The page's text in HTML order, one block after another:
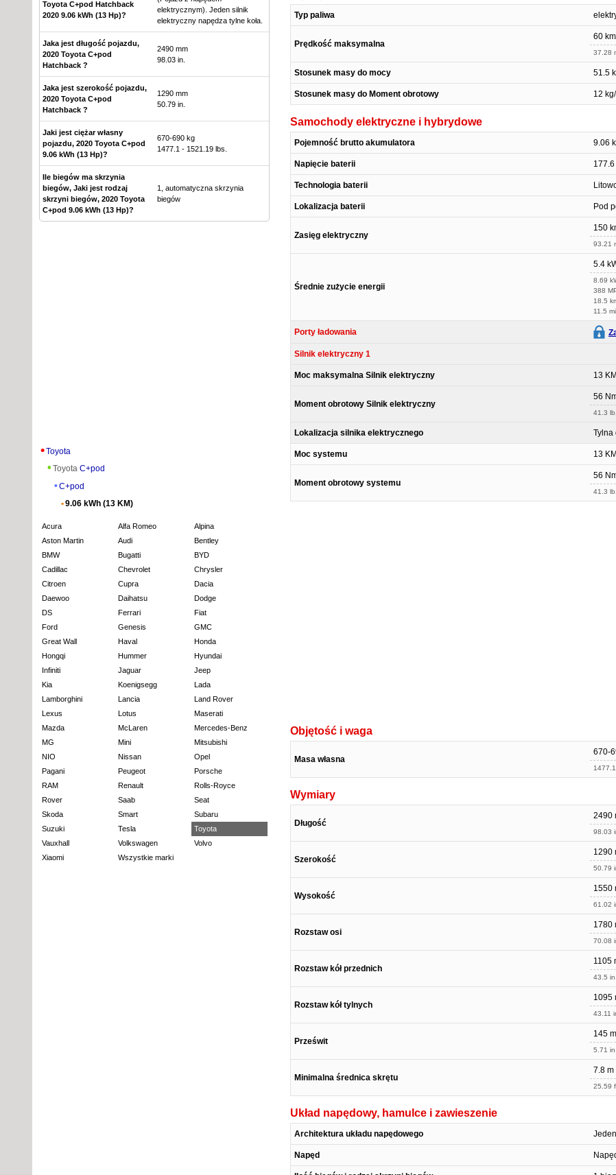
Toyota C+pod Hatchback
2020 9.06 kWh (13 Hp)?
elektrycznym). Jeden silnik
elektryczny napędza tylne koła.
Jaka jest długość pojazdu,
2020 Toyota C+pod
Hatchback ?
2490 mm
98.03 in.
Jaka jest szerokość pojazdu,
2020 Toyota C+pod
Hatchback ?
1290 mm
50.79 in.
Jaki jest ciężar własny
pojazdu, 2020 Toyota C+pod
9.06 kWh (13 Hp)?
670-690 kg
1477.1 - 1521.19 lbs.
Ile biegów ma skrzynia
biegów, Jaki jest rodzaj
skrzyni biegów, 2020 Toyota
C+pod 9.06 kWh (13 Hp)?
1, automatyczna skrzynia
biegów
Toyota
Toyota C+pod
C+pod
9.06 kWh (13 KM)
Acura Alfa Romeo
Alpina
Aston Martin
Audi
Bentley
BMW
Bugatti
BYD
Cadillac
Chevrolet
Chrysler
Citroen
Cupra
Dacia
Daewoo
Daihatsu
Dodge
DS
Ferrari
Fiat
Ford
Genesis
GMC
Great Wall
Haval
Honda
Hongqi
Hummer
Hyundai
Infiniti
Jaguar
Jeep
Kia
Koenigsegg
Lada
Lamborghini
Lancia
Land Rover
Lexus
Lotus
Maserati
Mazda
McLaren
Mercedes-Benz
MG
Mini
Mitsubishi
NIO
Nissan
Opel
Pagani
Peugeot
Porsche
RAM
Renault
Rolls-Royce
Rover
Saab
Seat
Skoda
Smart
Subaru
Suzuki
Tesla
Toyota
Vauxhall
Volkswagen
Volvo
Xiaomi
Wszystkie marki
Typ paliwa
Prędkość maksymalna
60
37.28
Stosunek masy do mocy 51.5
Stosunek masy do Moment obrotowy 12
Samochody elektryczne i hybrydowe
Pojemność brutto akumulatora 9.06
Napięcie baterii 177.6
Technologia baterii
Lokalizacja baterii Pod
Zasięg elektryczny
150
93.21
Średnie zużycie energii
5.4
8.69
388
18.5
11.5
Porty ładowania
Silnik elektryczny 1
Moc maksymalna Silnik elektryczny 13 KM
Moment obrotowy Silnik elektryczny
56
41.3
Lokalizacja silnika elektrycznego Tylna
Moc systemu 13 KM
Moment obrotowy systemu
56
41.3
Objętość i waga
Masa własna
670-
Wymiary
Długość
2490
98.03
Szerokość
1290
50.79
Wysokość
1550
61.02
Rozstaw osi
1780
70.08
Rozstaw kół przednich
1105
43.5 in.
Rozstaw kół tylnych
1095
43.11
Prześwit
145
5.71 in.
Minimalna średnica skrętu
7.8 m
25.59
Układ napędowy, hamulce i zawieszenie
Architektura układu napędowego
Napęd